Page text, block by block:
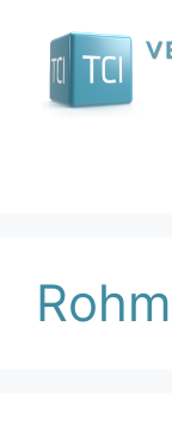
springen